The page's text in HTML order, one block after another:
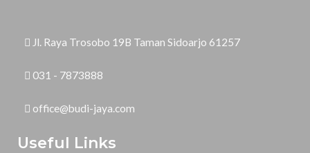
Jl. Raya Trosobo 19B Taman Sidoarjo 61257
031 - 7873888
office@budi-jaya.com
Useful Links